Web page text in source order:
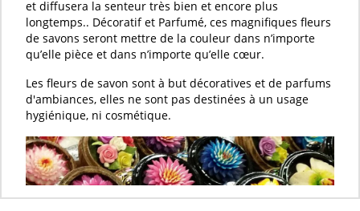
et diffusera la senteur très bien et encore plus
longtemps.. Décoratif et Parfumé, ces magnifiques fleurs
de savons seront mettre de la couleur dans n’importe
qu’elle pièce et dans n’importe qu’elle cœur.
Les fleurs de savon sont à but décoratives et de parfums
d'ambiances, elles ne sont pas destinées à un usage
hygiénique, ni cosmétique.